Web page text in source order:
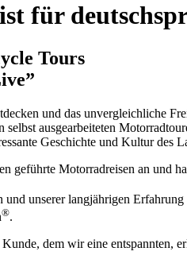
für
Tours
und das unvergleichliche
selbst ausgearbeiteten
Geschichte und Kultur des
geführte Motorradreisen an und
und unserer langjährigen
®.
dem wir eine entspannten,